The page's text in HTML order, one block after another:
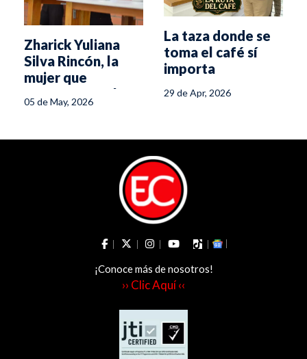
Zharick Yuliana
Silva Rincón, la
mujer que
encontró en el
café su voz y su
05 de May, 2026
La taza donde se
toma el café sí
importa
29 de Apr, 2026
¡Conoce más de nosotros!
›› Clic Aquí ‹‹